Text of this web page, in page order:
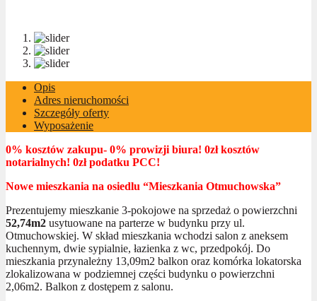
Opis
Adres nieruchomości
Szczegóły oferty
Wyposażenie
0% kosztów zakupu- 0% prowizji biura! 0zł kosztów
notarialnych! 0zł podatku PCC!
Nowe mieszkania na osiedlu “Mieszkania Otmuchowska”
Prezentujemy mieszkanie 3-pokojowe na sprzedaż o powierzchni
52,74m2 usytuowane na parterze w budynku przy ul.
Otmuchowskiej. W skład mieszkania wchodzi salon z aneksem
kuchennym, dwie sypialnie, łazienka z wc, przedpokój. Do
mieszkania przynależny 13,09m2 balkon oraz komórka lokatorska
zlokalizowana w podziemnej części budynku o powierzchni
2,06m2. Balkon z dostępem z salonu.